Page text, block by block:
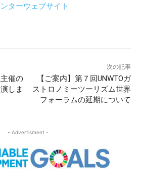
ターウェブサイト
催の
しま
次の記事
【ご案内】第７回UNWTOガ
ストロノミーツーリズム世界
フォーラムの延期について
- Advertisment -